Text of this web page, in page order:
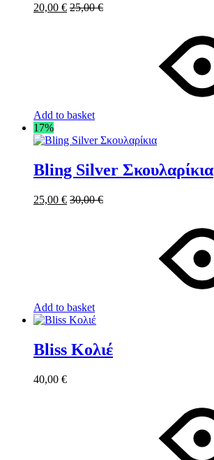
20,00 € 25,00€
Add to basket
17%
Bling Silver Σκουλαρίκια
25,00 € 30,00€
Add to basket
Bliss Κολιέ
40,00 €